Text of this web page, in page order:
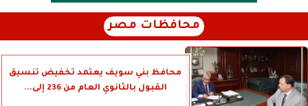
محافظات مصر
محافظ بني سويف يعتمد تخفيض تنسيق
القبول بالثانوي العام من 236 إلى...